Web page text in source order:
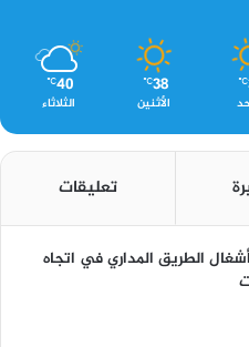
℃
38
℃
الأثنين
40
℃
الثلاثاء
تعليقات
الطريق المداري في اتجاه